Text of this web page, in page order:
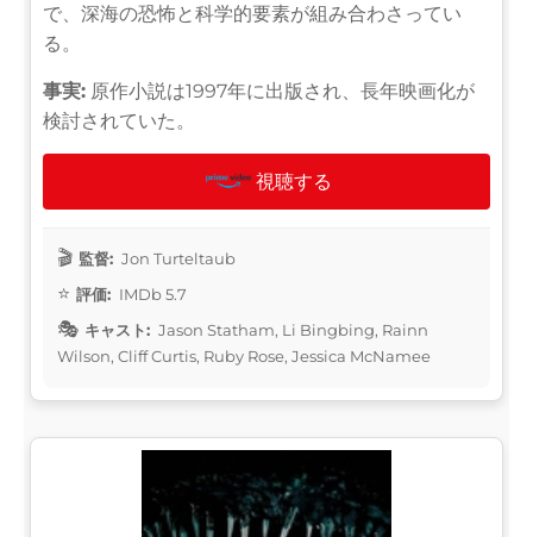
で、深海の恐怖と科学的要素が組み合わさってい
る。
事実: 原作小説は1997年に出版され、長年映画化が
検討されていた。
視聴する
監督: Jon Turteltaub
評価: IMDb 5.7
キャスト: Jason Statham, Li Bingbing, Rainn
Wilson, Cliff Curtis, Ruby Rose, Jessica McNamee